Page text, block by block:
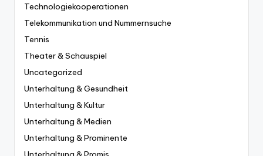
Technologiekooperationen
Telekommunikation und Nummernsuche
Tennis
Theater & Schauspiel
Uncategorized
Unterhaltung & Gesundheit
Unterhaltung & Kultur
Unterhaltung & Medien
Unterhaltung & Prominente